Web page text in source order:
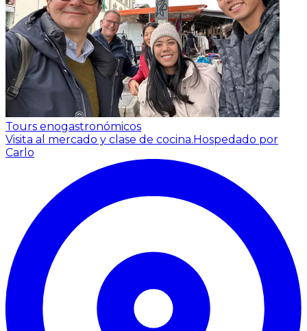
Tours enogastronómicos
Visita al mercado y clase de cocina. Hospedado por
Carlo